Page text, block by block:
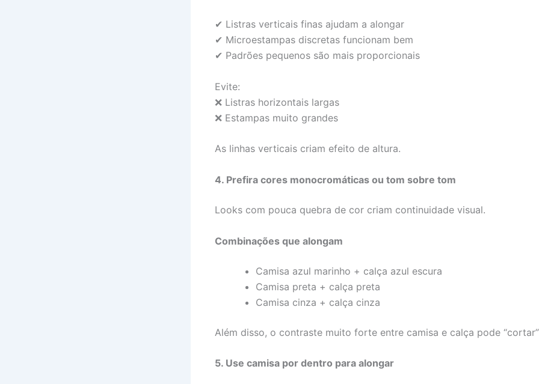
✔ Listras verticais finas ajudam a alongar
✔ Microestampas discretas funcionam bem
✔ Padrões pequenos são mais proporcionais
Evite:
❌ Listras horizontais largas
❌ Estampas muito grandes
As linhas verticais criam efeito de altura.
4. Prefira cores monocromáticas ou tom sobre tom
Looks com pouca quebra de cor criam continuidade visual.
Combinações que alongam
Camisa azul marinho + calça azul escura
Camisa preta + calça preta
Camisa cinza + calça cinza
Além disso, o contraste muito forte entre camisa e calça pode
5. Use camisa por dentro para alongar